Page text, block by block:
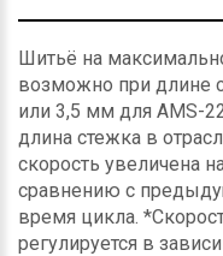
Шитьё на
возможно при длине
или 3,5 мм для AMS-
длина стежка в
скорость увеличена
сравнению с
время цикла.
регулируется в